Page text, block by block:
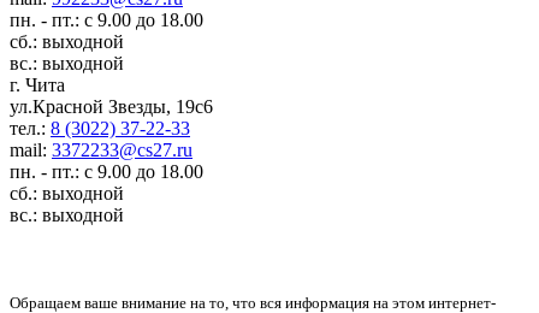
пн. - пт.: с 9.00 до 18.00
сб.: выходной
вс.: выходной
г. Чита
ул.Красной Звезды, 19с6
тел.: 8 (3022) 37-22-33
mail: 3372233@cs27.ru
пн. - пт.: с 9.00 до 18.00
сб.: выходной
вс.: выходной
Обращаем ваше внимание на то, что вся информация на этом интернет-